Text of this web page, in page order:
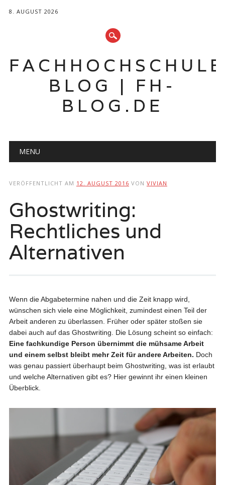
8. AUGUST 2026
BLOG | FH-
BLOG.DE
Hauptmenü
MENU
VERÖFFENTLICHT AM 12. AUGUST 2016 VON VIVIAN
Ghostwriting:
Rechtliches und
Alternativen
Wenn die Abgabetermine nahen und die Zeit knapp wird,
wünschen sich viele eine Möglichkeit, zumindest einen Teil der
Arbeit anderen zu überlassen. Früher oder später stoßen sie
dabei auch auf das Ghostwriting. Die Lösung scheint so einfach:
Eine fachkundige Person übernimmt die mühsame Arbeit
und einem selbst bleibt mehr Zeit für andere Arbeiten. Doch
was genau passiert überhaupt beim Ghostwriting, was ist erlaubt
und welche Alternativen gibt es? Hier gewinnt ihr einen kleinen
Überblick.